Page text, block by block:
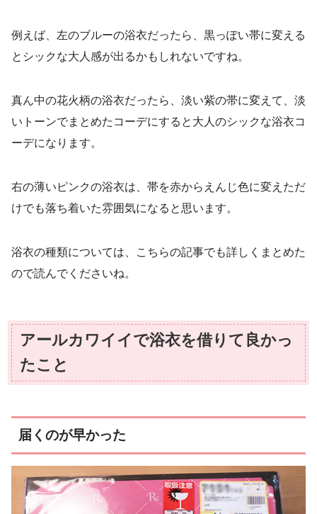
例えば、左のブルーの浴衣だったら、黒っぽい帯に変える
とシックな大人感が出るかもしれないですね。
真ん中の花火柄の浴衣だったら、淡い紫の帯に変えて、淡
いトーンでまとめたコーデにすると大人のシックな浴衣コ
ーデになります。
右の薄いピンクの浴衣は、帯を赤からえんじ色に変えただ
けでも落ち着いた雰囲気になると思います。
浴衣の種類については、こちらの記事でも詳しくまとめた
ので読んでくださいね。
アールカワイイで浴衣を借りて良かっ
たこと
届くのが早かった